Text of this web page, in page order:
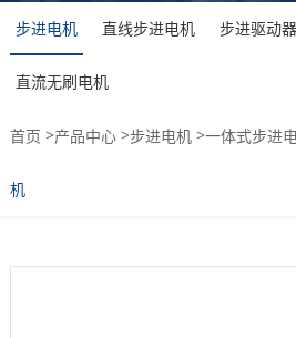
步进电机 直线步进电机 步进驱动器
直流无刷电机
首页 >产品中心>步进电机>一体式步进
机